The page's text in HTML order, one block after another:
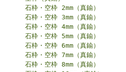
石枠・空枠 2mm（真鍮）
石枠・空枠 3mm（真鍮）
石枠・空枠 4mm（真鍮）
石枠・空枠 5mm（真鍮）
石枠・空枠 6mm（真鍮）
石枠・空枠 7mm（真鍮）
石枠・空枠 8mm（真鍮）